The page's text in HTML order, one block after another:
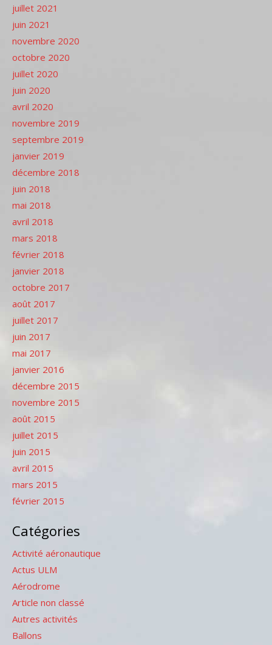
juillet 2021
juin 2021
novembre 2020
octobre 2020
juillet 2020
juin 2020
avril 2020
novembre 2019
septembre 2019
janvier 2019
décembre 2018
juin 2018
mai 2018
avril 2018
mars 2018
février 2018
janvier 2018
octobre 2017
août 2017
juillet 2017
juin 2017
mai 2017
janvier 2016
décembre 2015
novembre 2015
août 2015
juillet 2015
juin 2015
avril 2015
mars 2015
février 2015
Catégories
Activité aéronautique
Actus ULM
Aérodrome
Article non classé
Autres activités
Ballons